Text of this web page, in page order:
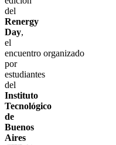
del
Renergy
Day,
el
encuentro organizado
por
estudiantes
del
Instituto
Tecnológico
de
Buenos
Aires